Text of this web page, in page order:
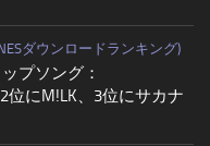
ダウンロードランキング)
プソング：
位にM!LK、3位にサカナ